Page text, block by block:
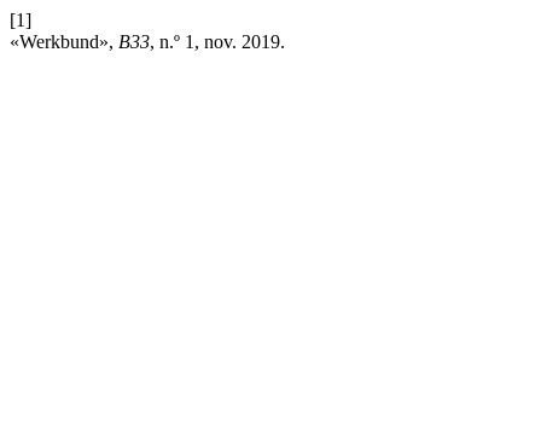
[1]
«Werkbund», B33, n.º 1, nov. 2019.